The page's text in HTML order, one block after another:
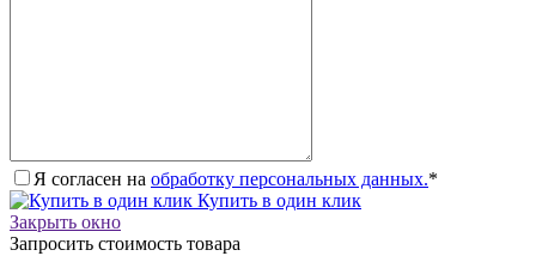
Я согласен на обработку персональных данных.*
Купить в один клик
Закрыть окно
Запросить стоимость товара